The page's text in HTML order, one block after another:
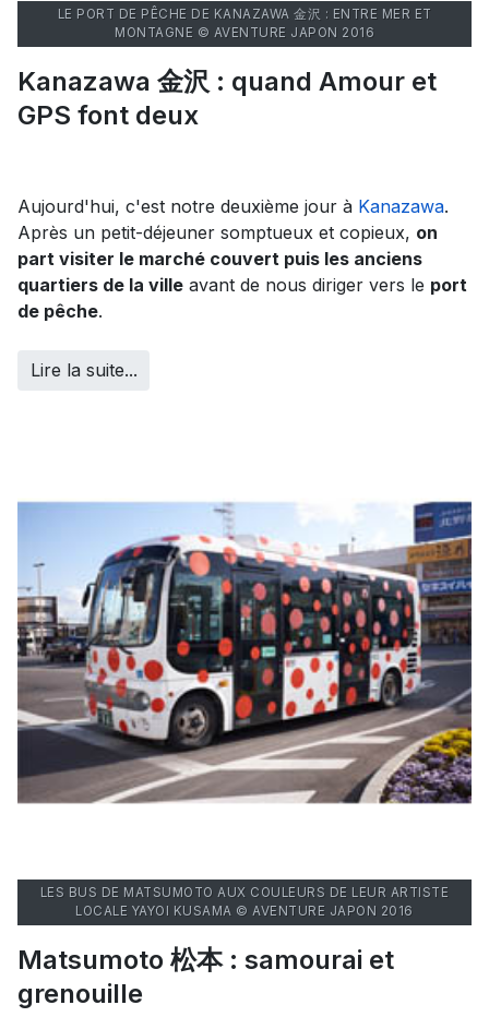
LE PORT DE PÊCHE DE KANAZAWA 金沢 : ENTRE MER ET
MONTAGNE © AVENTURE JAPON 2016
Kanazawa 金沢 : quand Amour et
GPS font deux
Aujourd'hui, c'est notre deuxième jour à Kanazawa.
Après un petit-déjeuner somptueux et copieux, on
part visiter le marché couvert puis les anciens
quartiers de la ville avant de nous diriger vers le port
de pêche.
Lire la suite...
LES BUS DE MATSUMOTO AUX COULEURS DE LEUR ARTISTE
LOCALE YAYOI KUSAMA © AVENTURE JAPON 2016
Matsumoto 松本 : samourai et
grenouille